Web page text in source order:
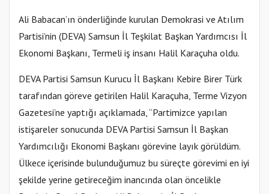
Ali Babacan’ın önderliğinde kurulan Demokrasi ve Atılım
Partisi’nin (DEVA) Samsun İl Teşkilat Başkan Yardımcısı İl
Ekonomi Başkanı, Termeli iş insanı Halil Karaçuha oldu.
DEVA Partisi Samsun Kurucu İl Başkanı Kebire Birer Türk
tarafından göreve getirilen Halil Karaçuha, Terme Vizyon
Gazetesi’ne yaptığı açıklamada, “Partimizce yapılan
istişareler sonucunda DEVA Partisi Samsun İl Başkan
Yardımcılığı Ekonomi Başkanı görevine layık görüldüm.
Ülkece içerisinde bulunduğumuz bu süreçte görevimi en iyi
şekilde yerine getireceğim inancında olan öncelikle